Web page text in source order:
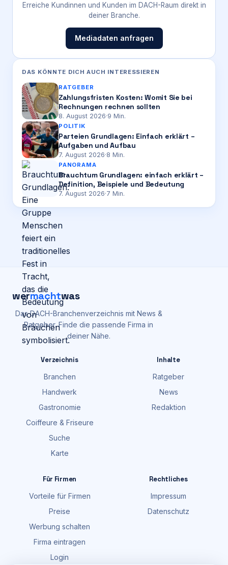
Erreiche Kundinnen und Kunden im DACH-Raum direkt in
deiner Branche.
Mediadaten anfragen
DAS KÖNNTE DICH AUCH INTERESSIEREN
RATGEBER
Zahlungsfristen Kosten: Womit Sie bei
Rechnungen rechnen sollten
8. August 2026·9 Min.
POLITIK
Parteien Grundlagen: Einfach erklärt –
Aufgaben und Aufbau
7. August 2026·8 Min.
PANORAMA
Brauchtum Grundlagen: einfach erklärt –
Definition, Beispiele und Bedeutung
7. August 2026·7 Min.
wermachtwas
Das DACH-Branchenverzeichnis mit News &
Ratgeber. Finde die passende Firma in
deiner Nähe.
Verzeichnis
Branchen
Handwerk
Gastronomie
Coiffeure & Friseure
Suche
Karte
Inhalte
Ratgeber
News
Redaktion
Für Firmen
Vorteile für Firmen
Preise
Werbung schalten
Firma eintragen
Login
Rechtliches
Impressum
Datenschutz